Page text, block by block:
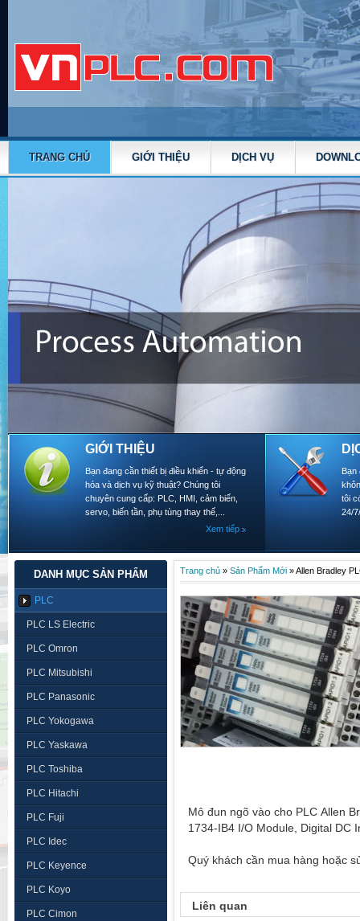
TRANG CHỦ GIỚI THIỆU DỊCH VỤ
GIỚI THIỆU
Bạn đang cần thiết bị điều khiển - tự động
hóa và dịch vụ kỹ thuật? Chúng tôi
chuyên cung cấp: PLC, HMI, cảm biến,
servo, biến tần, phụ tùng thay thế,...
Xem tiếp
Bạn
tôi
24/
DANH MỤC SẢN PHẨM
PLC
PLC LS Electric
PLC Omron
PLC Mitsubishi
PLC Panasonic
PLC Yokogawa
PLC Yaskawa
PLC Toshiba
PLC Hitachi
PLC Fuji
PLC Idec
PLC Keyence
PLC Koyo
PLC Cimon
Trang chủ » Sản Phẩm Mới »Allen Bradley
Mô đun ngõ vào cho PLC Allen
1734-IB4 I/O Module, Digital DC
Quý khách cần mua hàng hoặc
Liên quan